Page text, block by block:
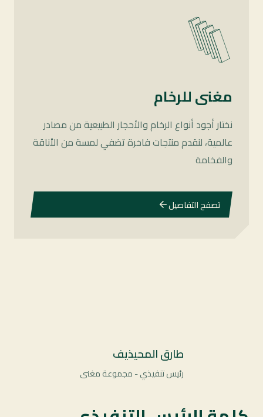
مغنى للرخام
نختار أجود أنواع الرخام والأحجار الطبيعية من مصادر
عالمية، لنقدم منتجات فاخرة تضفي لمسة من الأناقة
والفخامة
تصفح التفاصيل
طارق المحيذيف
رئيس تنفيذي - مجموعة مغنى